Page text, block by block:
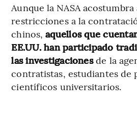
Aunque la NASA
restricciones a la
chinos,aquellos que
EE.UU. han participado
las investigacionesde la
contratistas, estudiantes de
científicos universitarios.